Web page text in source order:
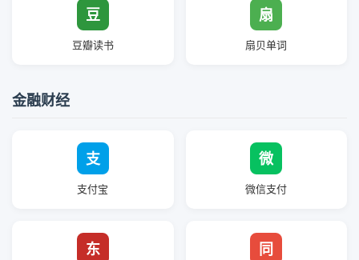
豆
豆瓣读书
扇
扇贝单词
金融财经
支
支付宝
微
微信支付
东 同